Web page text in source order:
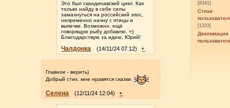
[8341]
Стихи
[1333]
Декламации
Это был скандинавский цикл. Как
только найду в себе силы
замахнуться на российский эпос,
непременно начну с птицы и
выпечки. Возможно, ещё
говорящую рыбу добавлю. =)
Благодарствую за идею, Юрий!
Чалдонка (14/11/24 07:12) •
Главное - верить)
Добрый стих, мне нравятся сказки.
Селена (12/11/24 12:04) •